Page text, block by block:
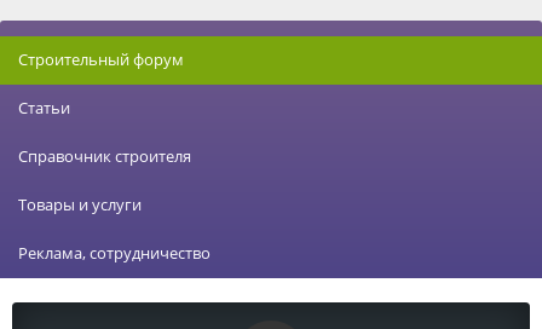
Строительный форум
Статьи
Справочник строителя
Товары и услуги
Реклама, сотрудничество